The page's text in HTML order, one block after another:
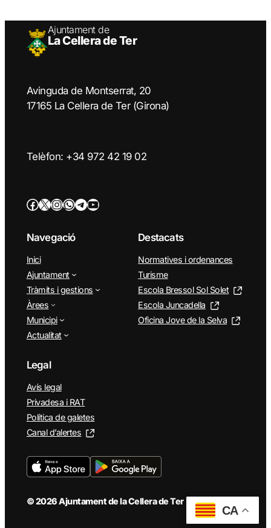
Ajuntament de
La Cellera de Ter
Avinguda de Montserrat, 20
17165 La Cellera de Ter (Girona)
Telèfon: +34 972 42 19 02
Facebook Twitter/X InstagramWhatsApp TelegramYouTube
Navegació
Inici
Ajuntament
Tràmits i gestions
Àrees
Municipi
Actualitat
Destacats
Normatives i ordenances
Turisme
Escola Bressol Sol Solet
Escola Juncadella
Oficina Jove de la Selva
Legal
Avís legal
Privadesa i RAT
Política de galetes
Canal d’alertes
© 2026 Ajuntament de la Cellera de Ter
CA